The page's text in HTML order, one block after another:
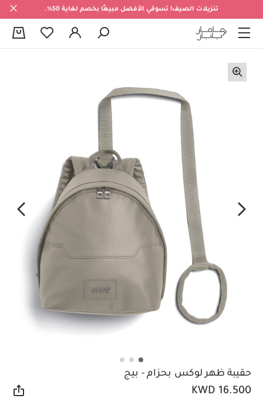
تنزيلات الصيف! تسوقي الأفضل مبيعًا بخصم لغاية 50%.
حقيبة ظهر لوكس بحزام - بيج
KWD 16.500